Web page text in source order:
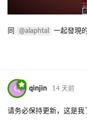
同 @alaphtal 一起發現
Q qinjin 14 天前
请务必保持更新，这是我